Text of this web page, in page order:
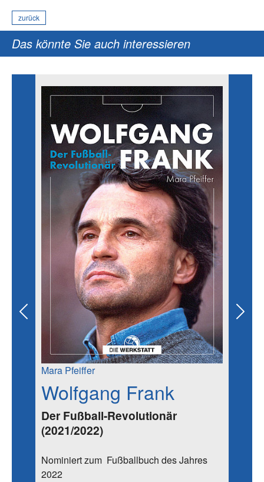
zurück
Das könnte Sie auch interessieren
Mara Pfeiffer
Wolfgang Frank
Der Fußball-Revolutionär
(2021/2022)
Nominiert zum Fußballbuch des Jahres
2022
Previous Next